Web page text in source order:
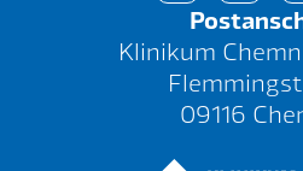
Klinikum
09116